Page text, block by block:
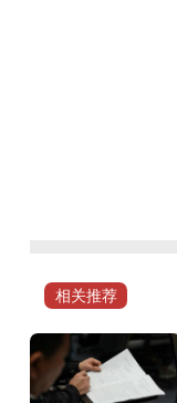
局
月
25
日
相关推荐